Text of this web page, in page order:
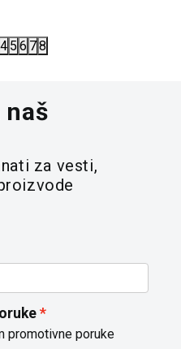
4 5 6 78
naš
za vesti,
promotivne poruke